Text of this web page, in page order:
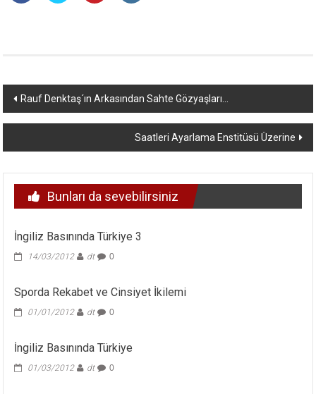
Yazı
dolaşımı
Rauf Denktaş´ın Arkasından Sahte Gözyaşları…
Saatleri Ayarlama Enstitüsü Üzerine
Bunları da sevebilirsiniz
İngiliz Basınında Türkiye 3
14/03/2012 dt 0
Sporda Rekabet ve Cinsiyet İkilemi
01/01/2012 dt 0
İngiliz Basınında Türkiye
01/03/2012 dt 0